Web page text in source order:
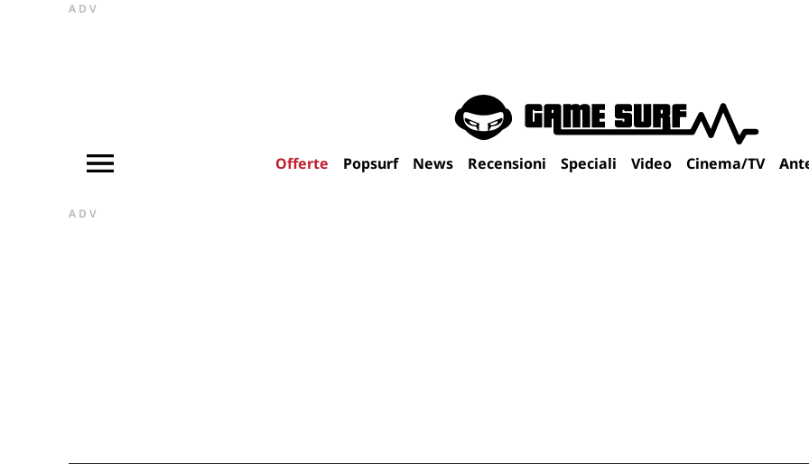
ADV
Offerte Popsurf News Recensioni Speciali Video Cinema/TV
ADV